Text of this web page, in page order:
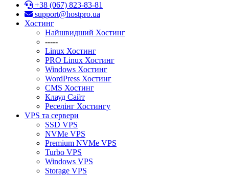
+38 (067) 823-83-81
support@hostpro.ua
Хостинг
Найшвидший Хостинг
-----
Linux Хостинг
PRO Linux Хостинг
Windows Хостинг
WordPress Хостинг
CMS Хостинг
Клауд Сайт
Реселінг Хостингу
VPS та сервери
SSD VPS
NVMe VPS
Premium NVMe VPS
Turbo VPS
Windows VPS
Stоrage VPS